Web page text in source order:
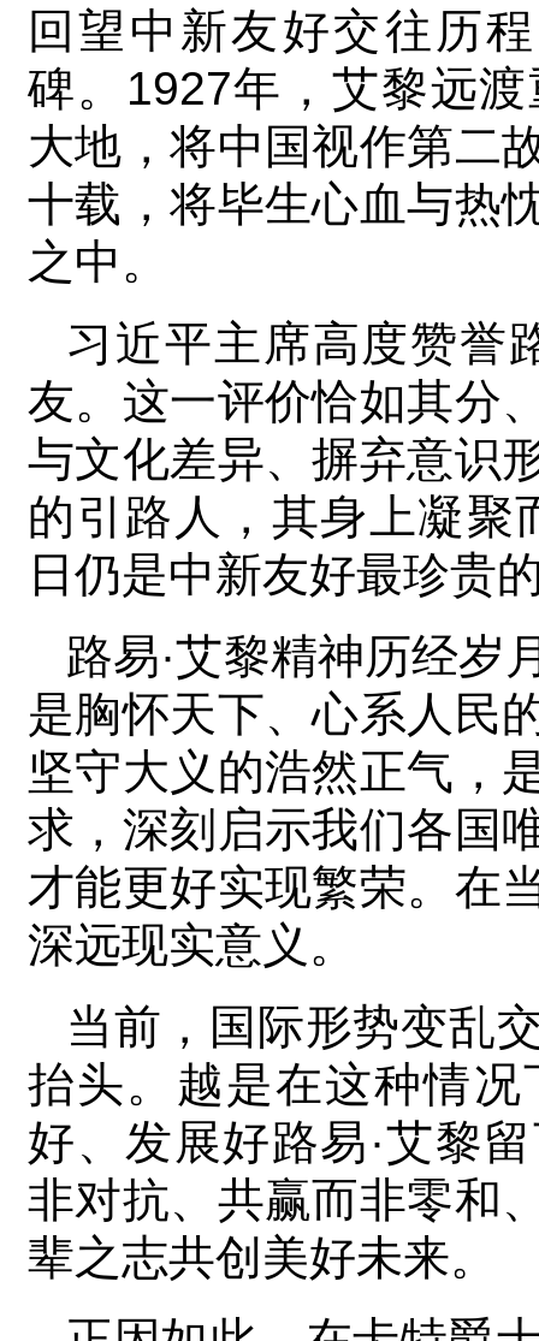
回望中新友好交往历
碑。1927年，艾黎远
大地，将中国视作第二
十载，将毕生心血与热
之中。
习近平主席高度赞誉
友。这一评价恰如其分
与文化差异、摒弃意识
的引路人，其身上凝聚
日仍是中新友好最珍贵
路易·艾黎精神历经岁
是胸怀天下、心系人民
坚守大义的浩然正气，
求，深刻启示我们各国
才能更好实现繁荣。在
深远现实意义。
当前，国际形势变乱
抬头。越是在这种情
好、发展好路易·艾黎
非对抗、共赢而非零和
辈之志共创美好未来。